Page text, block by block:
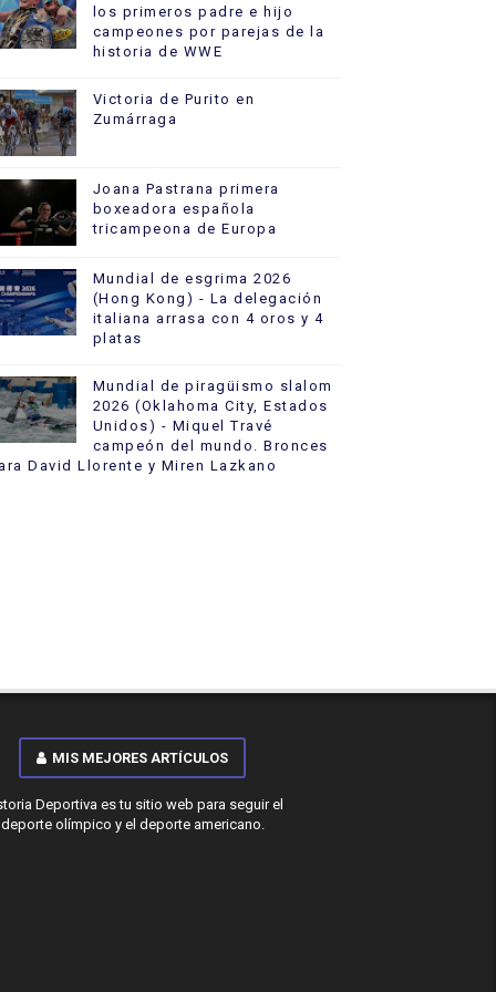
los primeros padre e hijo
campeones por parejas de la
historia de WWE
Victoria de Purito en
Zumárraga
Joana Pastrana primera
boxeadora española
tricampeona de Europa
Mundial de esgrima 2026
(Hong Kong) - La delegación
italiana arrasa con 4 oros y 4
platas
Mundial de piragüismo slalom
2026 (Oklahoma City, Estados
Unidos) - Miquel Travé
campeón del mundo. Bronces
David Llorente y Miren Lazkano
MIS MEJORES ARTÍCULOS
Deportiva es tu sitio web para seguir el
deporte olímpico y el deporte americano.